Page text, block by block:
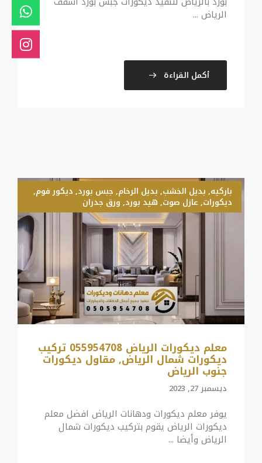
الرياض ...
أكمل القراءة
باركيه, بديل الخشب, بديل الرخام, جبس بورد, ديكور فوم,
ديكورات, عازل صوت, هيد بورد, ورق جدران
معلم ديكورات الرياض 055954708 تركيب
ديكورات شمال الرياض, مقاول ديكورات
جنوب الرياض
ديسمبر 27, 2023
يوفر معلم ديكورات ودهانات الرياض افضل معلم
ديكورات الرياض يقوم بتركيب ديكورات شمال
الرياض وأيضا ...